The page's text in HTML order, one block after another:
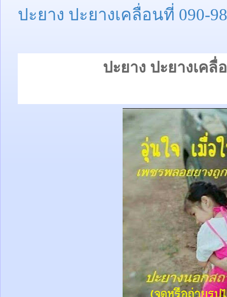
ปะยาง ปะยางเคลื่อนที่ 090-
ปะยาง ปะยางเค